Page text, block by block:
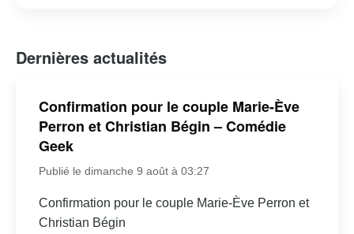
Dernières actualités
Confirmation pour le couple Marie-Ève
Perron et Christian Bégin – Comédie
Geek
Publié le dimanche 9 août à 03:27
Confirmation pour le couple Marie-Ève Perron et
Christian Bégin